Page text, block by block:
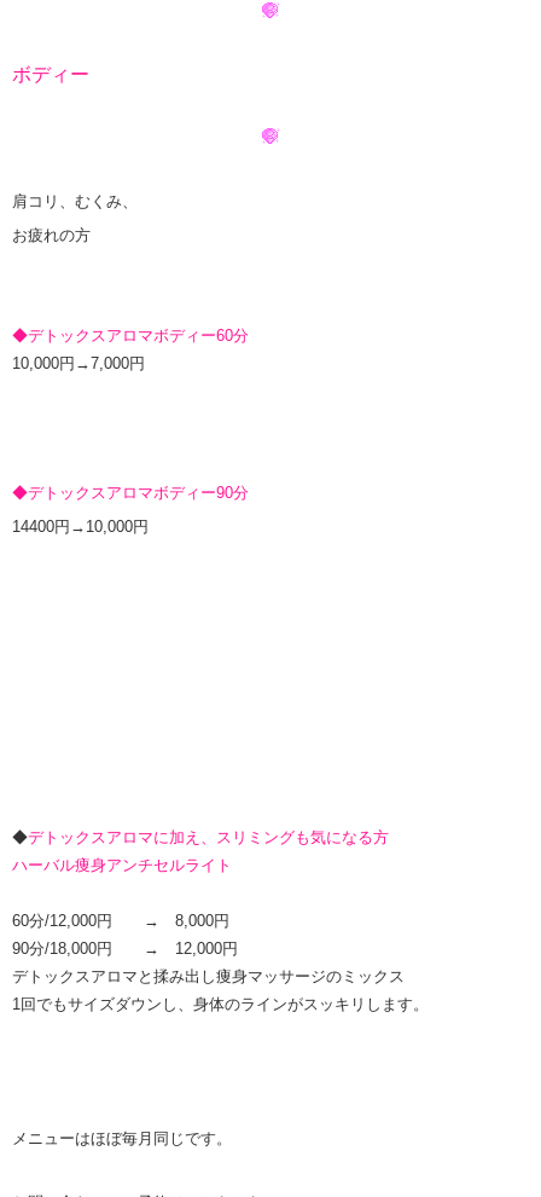
ボディー
肩コリ、むくみ、
お疲れの方
◆デトックスアロマボディー60分
10,000円→7,000円
◆デトックスアロマボディー90分
14400円→10,000円
◆デトックスアロマに加え、スリミングも気になる方
ハーバル痩身アンチセルライト
60分/12,000円 → 8,000円
90分/18,000円 → 12,000円
デトックスアロマと揉み出し痩身マッサージのミックス
1回でもサイズダウンし、身体のラインがスッキリします。
メニューはほぼ毎月同じです。